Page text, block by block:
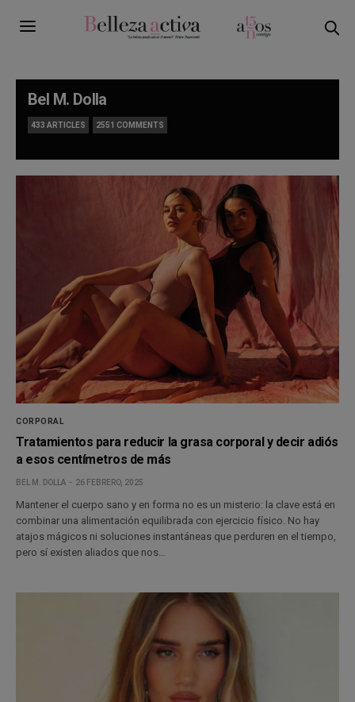
Bel M. Dolla
433 ARTICLES 2551 COMMENTS
CORPORAL
Tratamientos para reducir la grasa corporal y decir adiós
a esos centímetros de más
BEL M. DOLLA 26 FEBRERO, 2025
Mantener el cuerpo sano y en forma no es un misterio: la clave está en
combinar una alimentación equilibrada con ejercicio físico. No hay
atajos mágicos ni soluciones instantáneas que perduren en el tiempo,
pero sí existen aliados que nos…